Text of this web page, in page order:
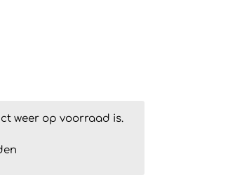
weer op voorraad is.